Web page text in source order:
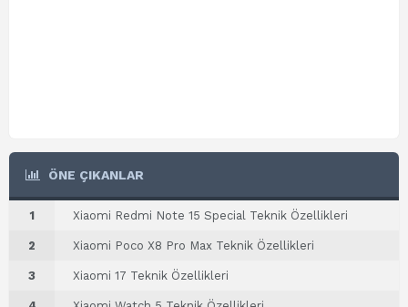
ÖNE ÇIKANLAR
1 Xiaomi Redmi Note 15 Special Teknik Özellikleri
2 Xiaomi Poco X8 Pro Max Teknik Özellikleri
3 Xiaomi 17 Teknik Özellikleri